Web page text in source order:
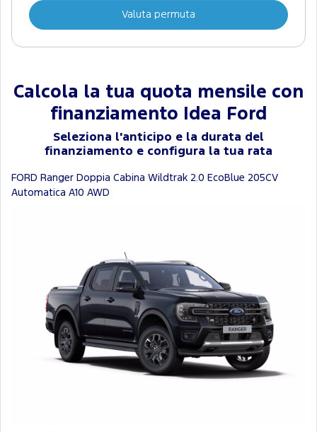
Valuta permuta
Calcola la tua quota mensile con
finanziamento Idea Ford
Seleziona l'anticipo e la durata del
finanziamento e configura la tua rata
FORD Ranger Doppia Cabina Wildtrak 2.0 EcoBlue 205CV
Automatica A10 AWD